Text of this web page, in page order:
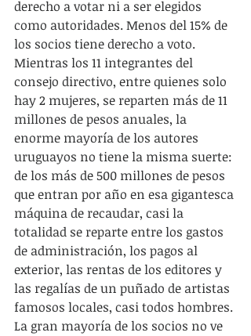
derecho a votar ni a ser elegidos
como autoridades. Menos del 15% de
los socios tiene derecho a voto.
Mientras los 11 integrantes del
consejo directivo, entre quienes solo
hay 2 mujeres, se reparten más de 11
millones de pesos anuales, la
enorme mayoría de los autores
uruguayos no tiene la misma suerte:
de los más de 500 millones de pesos
que entran por año en esa gigantesca
máquina de recaudar, casi la
totalidad se reparte entre los gastos
de administración, los pagos al
exterior, las rentas de los editores y
las regalías de un puñado de artistas
famosos locales, casi todos hombres.
La gran mayoría de los socios no ve